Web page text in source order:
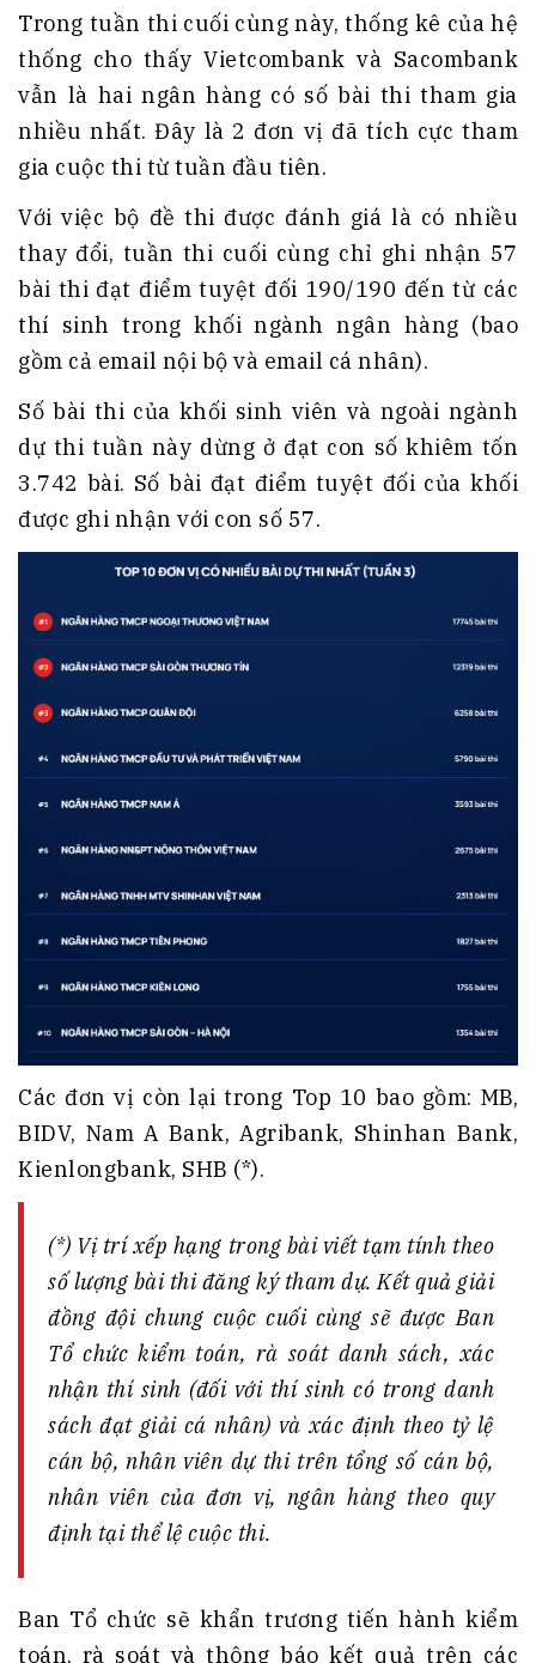
Trong tuần thi cuối cùng này, thống kê của hệ
thống cho thấy Vietcombank và Sacombank
vẫn là hai ngân hàng có số bài thi tham gia
nhiều nhất. Đây là 2 đơn vị đã tích cực tham
gia cuộc thi từ tuần đầu tiên.
Với việc bộ đề thi được đánh giá là có nhiều
thay đổi, tuần thi cuối cùng chỉ ghi nhận 57
bài thi đạt điểm tuyệt đối 190/190 đến từ các
thí sinh trong khối ngành ngân hàng (bao
gồm cả email nội bộ và email cá nhân).
Số bài thi của khối sinh viên và ngoài ngành
dự thi tuần này dừng ở đạt con số khiêm tốn
3.742 bài. Số bài đạt điểm tuyệt đối của khối
được ghi nhận với con số 57.
Các đơn vị còn lại trong Top 10 bao gồm: MB,
BIDV, Nam A Bank, Agribank, Shinhan Bank,
Kienlongbank, SHB (*).
(*) Vị trí xếp hạng trong bài viết tạm tính theo
số lượng bài thi đăng ký tham dự. Kết quả giải
đồng đội chung cuộc cuối cùng sẽ được Ban
Tổ chức kiểm toán, rà soát danh sách, xác
nhận thí sinh (đối với thí sinh có trong danh
sách đạt giải cá nhân) và xác định theo tỷ lệ
cán bộ, nhân viên dự thi trên tổng số cán bộ,
nhân viên của đơn vị, ngân hàng theo quy
định tại thể lệ cuộc thi.
Ban Tổ chức sẽ khẩn trương tiến hành kiểm
toán, rà soát và thông báo kết quả trên các